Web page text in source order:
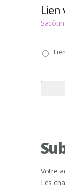
Lien
cassé
Votre
Les